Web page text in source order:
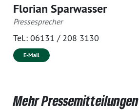
Florian Sparwasser
Pressesprecher
Tel.: 06131 / 208 3130
E-Mail
Mehr Pressemitteilungen